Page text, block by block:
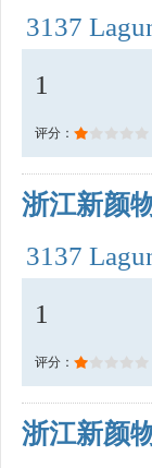
3137
1
评分：
浙江新颜
3137
1
评分：
浙江新颜